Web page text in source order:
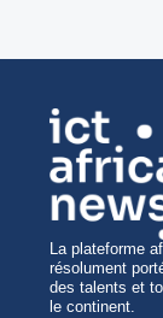
La plateforme
résolument
des talents et
le continent.